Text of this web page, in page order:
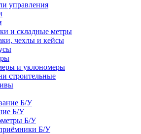
управления
и складные метры
чехлы и кейсы
и уклономеры
строительные
Б/У
Б/У
Б/У